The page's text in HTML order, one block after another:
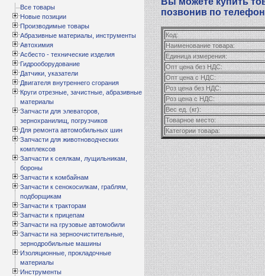
Все товары
Новые позиции
Производимые товары
Абразивные материалы, инструменты
Автохимия
Асбесто - технические изделия
Гидрооборудование
Датчики, указатели
Двигателя внутреннего сгорания
Круги отрезные, зачистные, абразивные
материалы
Запчасти для элеваторов,
зернохранилищ, погрузчиков
Для ремонта автомобильных шин
Запчасти для животноводческих
комплексов
Запчасти к сеялкам, лущильникам,
бороны
Запчасти к комбайнам
Запчасти к сенокосилкам, граблям,
подборщикам
Запчасти к тракторам
Запчасти к прицепам
Запчасти на грузовые автомобили
Запчасти на зерноочистительные,
зернодробильные машины
Изоляционные, прокладочные
материалы
Инструменты
позвонив по
Код:
Наименование товара:
Единица измерения:
Опт цена без НДС:
Опт цена с НДС:
Роз цена без НДС:
Роз цена с НДС:
Вес ед. (кг):
Товарное место:
Категории товара: